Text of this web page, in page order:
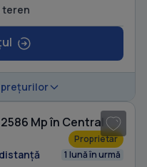
teren
Mp în Central
Proprietar
1 lună în urmă